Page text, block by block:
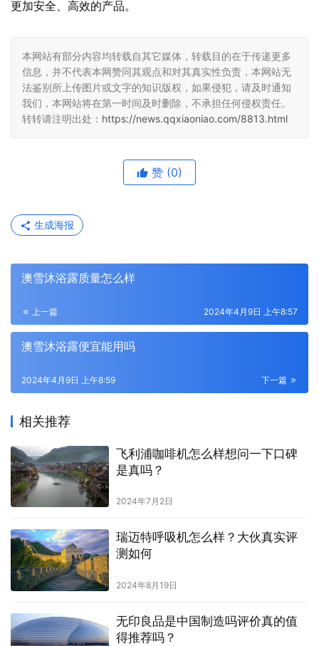
更加安全、高效的产品。
本网站有部分内容均转载自其它媒体，转载目的在于传递更多
信息，并不代表本网赞同其观点和对其真实性负责，本网站无
法鉴别所上传图片或文字的知识版权，如果侵犯，请及时通知
我们，本网站将在第一时间及时删除，不承担任何侵权责任。
转转请注明出处： https://news.qqxiaoniao.com/8813.html
赞 (0)
生成海报
澳雪沐浴露质量怎么样
上一篇 2024年4月9日 上午8:57
澳雪沐浴露便宜能用吗
下一篇
2024年4月9日 上午8:59
相关推荐
飞利浦咖啡机怎么样想问一下口碑
是真吗？
2024年7月2日
瑞迈特呼吸机怎么样？大伙真实评
测如何
2024年8月19日
无印良品是中国制造吗评价真的值
得推荐吗？